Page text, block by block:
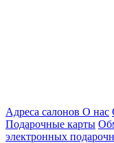
Адреса салонов О нас
Подарочные карты
электронных